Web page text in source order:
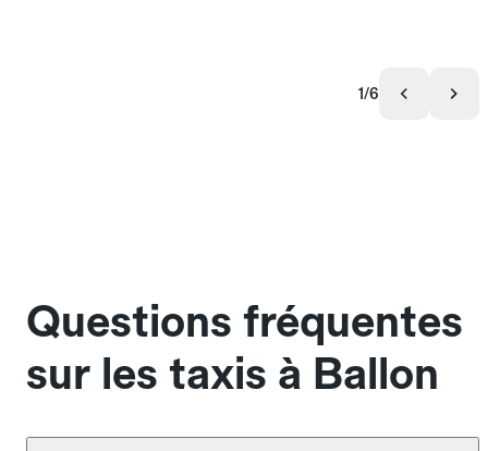
1/6
Questions fréquentes
sur les taxis à Ballon